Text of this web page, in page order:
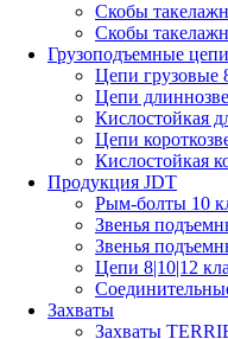
Скобы
Скобы
Грузоподъемные цепи
Цепи грузовые
Цепи
Кислостойкая
Цепи
Кислостойкая
Продукция JDT
Рым-болты 10
Звенья
Звенья
Цепи 8|10|12
Захваты
Захваты